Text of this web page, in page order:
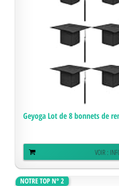
Geyoga Lot de 8 bonnets de
VOIR :
NOTRE TOP N° 2